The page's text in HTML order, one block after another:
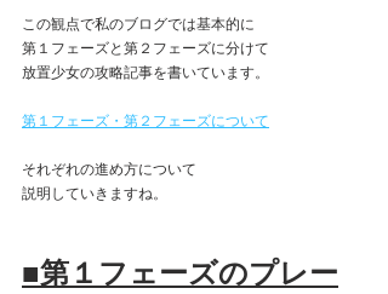
この観点で私のブログでは基本的に
第１フェーズと第２フェーズに分けて
放置少女の攻略記事を書いています。
第１フェーズ・第２フェーズについて
それぞれの進め方について
説明していきますね。
■第１フェーズのプレー